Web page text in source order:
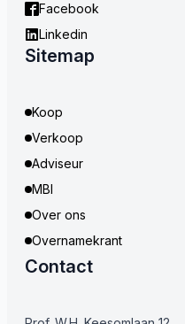
Facebook
Linkedin
Sitemap
Koop
Verkoop
Adviseur
MBI
Over ons
Overnamekrant
Contact